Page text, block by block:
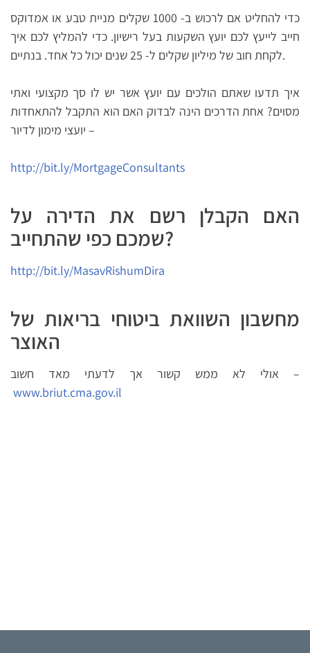
כדי להחליט אם לרכוש ב- 1000 שקלים מניית טבע או אמדוקס
חייב לייעץ לכם יועץ השקעות בעל רישיון. כדי להמליץ לכם איך
לקחת חוב של מיליון שקלים ל- 25 שנים יכול כל אחד. בנתיים.
איך תדעו שאתם הולכים עם יועץ אשר יש לו סך מקצועי ואתי
מסוים? אחת הדרכים הינה לבדוק האם הוא התקבל להתאחדות
יועצי מימון לדיור –
http://bit.ly/MortgageConsultants
האם הקבלן רשם את הדירה על
שמכם כפי שהתחייב?
http://bit.ly/MasavRishumDira
מחשבון השוואת ביטוחי בריאות של
האוצר
אולי לא ממש קשור אך לדעתי מאד חשוב –
www.briut.cma.gov.il